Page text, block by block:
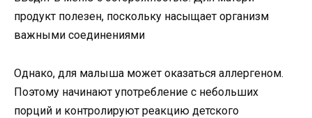
продукт полезен, поскольку насыщает организм
важными соединениями
Однако, для малыша может оказаться аллергеном.
Поэтому начинают употребление с небольших
порций и контролируют реакцию детского